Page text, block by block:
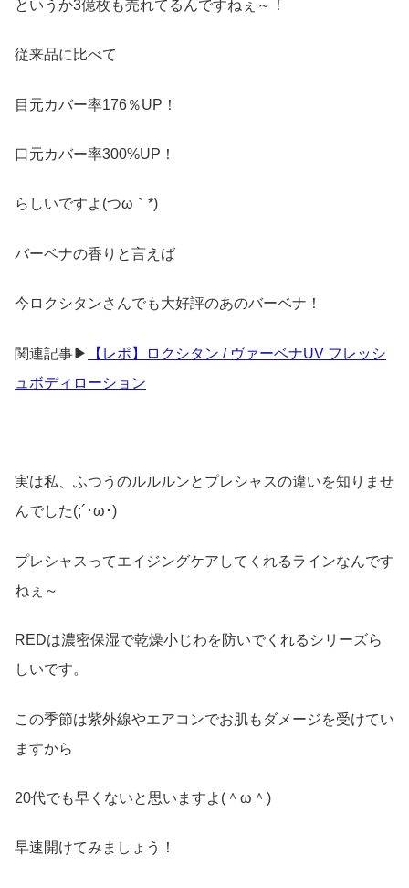
というか3億枚も売れてるんですねぇ～！
従来品に比べて
目元カバー率176％UP！
口元カバー率300%UP！
らしいですよ(つω｀*)
バーベナの香りと言えば
今ロクシタンさんでも大好評のあのバーベナ！
関連記事▶
【レポ】ロクシタン / ヴァーベナUV フレッシ
ュボディローション
実は私、ふつうのルルルンとプレシャスの違いを知りませ
んでした(;´･ω･)
プレシャスってエイジングケアしてくれるラインなんです
ねぇ～
REDは濃密保湿で乾燥小じわを防いでくれるシリーズら
しいです。
この季節は紫外線やエアコンでお肌もダメージを受けてい
ますから
20代でも早くないと思いますよ(＾ω＾)
早速開けてみましょう！